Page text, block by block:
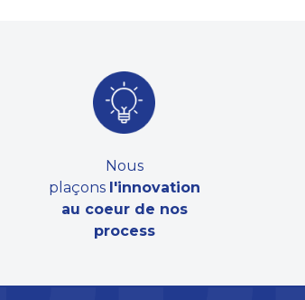
Nous
plaçons l'innovation
au coeur de nos
process